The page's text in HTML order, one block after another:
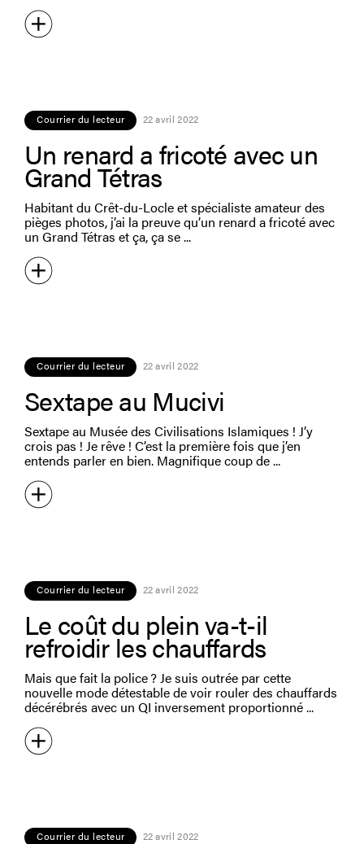
Courrier du lecteur 22 avril 2022
Un renard a fricoté avec un
Grand Tétras
Habitant du Crêt-du-Locle et spécialiste amateur des
pièges photos, j’ai la preuve qu’un renard a fricoté avec
un Grand Tétras et ça, ça se
Courrier du lecteur 22 avril 2022
Sextape au Mucivi
Sextape au Musée des Civilisations Islamiques ! J’y
crois pas ! Je rêve ! C’est la première fois que j’en
entends parler en bien. Magnifique coup de
Courrier du lecteur 22 avril 2022
Le coût du plein va-t-il
refroidir les chauffards
Mais que fait la police ? Je suis outrée par cette
nouvelle mode détestable de voir rouler des chauffards
décérébrés avec un QI inversement proportionné
Courrier du lecteur 22 avril 2022